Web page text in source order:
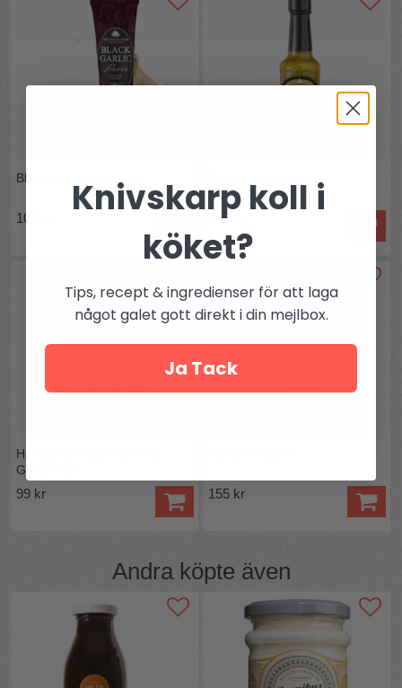
Passar även vegetarianer & veganer.
Black Garlic puré i tub
109 kr 167 kr
Hot Garlic Pickle från The
Garlic Farm
99 kr 155 kr
Andra köpte även
Knivskarp koll i
köket?
Tips, recept & ingredienser för att laga
något galet gott direkt i din mejlbox.
Ja Tack